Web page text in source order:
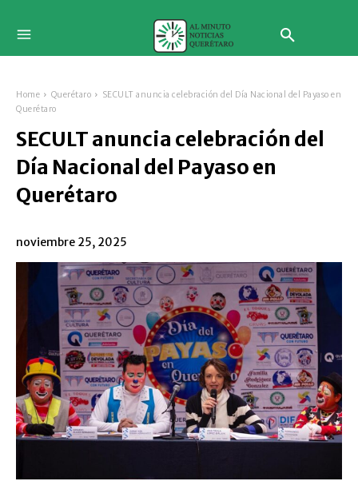
Home Querétaro
SECULT anuncia celebración del Día Nacional del Payaso en
Querétaro
SECULT anuncia celebración del
Día Nacional del Payaso en
Querétaro
noviembre 25, 2025